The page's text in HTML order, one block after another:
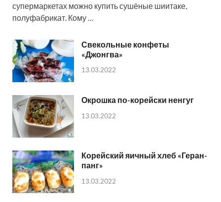
супермаркетах можно купить сушёные шиитаке,
полуфабрикат. Кому …
Свекольные конфеты
«Джонгва»
13.03.2022
Окрошка по-корейски ненгуг
13.03.2022
Корейский яичный хлеб «Геран-
панг»
13.03.2022